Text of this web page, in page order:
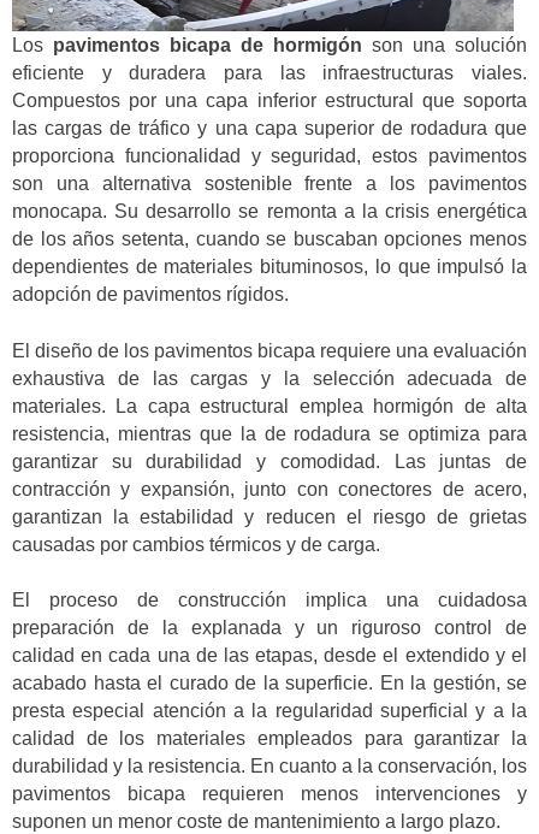
Los pavimentos bicapa de hormigón son una solución
eficiente y duradera para las infraestructuras viales.
Compuestos por una capa inferior estructural que soporta
las cargas de tráfico y una capa superior de rodadura que
proporciona funcionalidad y seguridad, estos pavimentos
son una alternativa sostenible frente a los pavimentos
monocapa. Su desarrollo se remonta a la crisis energética
de los años setenta, cuando se buscaban opciones menos
dependientes de materiales bituminosos, lo que impulsó la
adopción de pavimentos rígidos.
El diseño de los pavimentos bicapa requiere una evaluación
exhaustiva de las cargas y la selección adecuada de
materiales. La capa estructural emplea hormigón de alta
resistencia, mientras que la de rodadura se optimiza para
garantizar su durabilidad y comodidad. Las juntas de
contracción y expansión, junto con conectores de acero,
garantizan la estabilidad y reducen el riesgo de grietas
causadas por cambios térmicos y de carga.
El proceso de construcción implica una cuidadosa
preparación de la explanada y un riguroso control de
calidad en cada una de las etapas, desde el extendido y el
acabado hasta el curado de la superficie. En la gestión, se
presta especial atención a la regularidad superficial y a la
calidad de los materiales empleados para garantizar la
durabilidad y la resistencia. En cuanto a la conservación, los
pavimentos bicapa requieren menos intervenciones y
suponen un menor coste de mantenimiento a largo plazo.